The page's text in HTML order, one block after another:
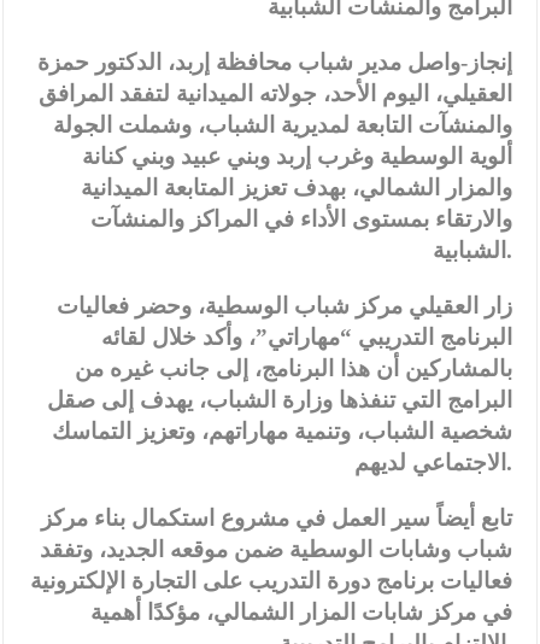
البرامج والمنشآت الشبابية
إنجاز-واصل مدير شباب محافظة إربد، الدكتور حمزة
العقيلي، اليوم الأحد، جولاته الميدانية لتفقد المرافق
والمنشآت التابعة لمديرية الشباب، وشملت الجولة
ألوية الوسطية وغرب إربد وبني عبيد وبني كنانة
والمزار الشمالي، بهدف تعزيز المتابعة الميدانية
والارتقاء بمستوى الأداء في المراكز والمنشآت
الشبابية.
زار العقيلي مركز شباب الوسطية، وحضر فعاليات
البرنامج التدريبي “مهاراتي”، وأكد خلال لقائه
بالمشاركين أن هذا البرنامج، إلى جانب غيره من
البرامج التي تنفذها وزارة الشباب، يهدف إلى صقل
شخصية الشباب، وتنمية مهاراتهم، وتعزيز التماسك
الاجتماعي لديهم.
تابع أيضاً سير العمل في مشروع استكمال بناء مركز
شباب وشابات الوسطية ضمن موقعه الجديد، وتفقد
فعاليات برنامج دورة التدريب على التجارة الإلكترونية
في مركز شابات المزار الشمالي، مؤكدًا أهمية